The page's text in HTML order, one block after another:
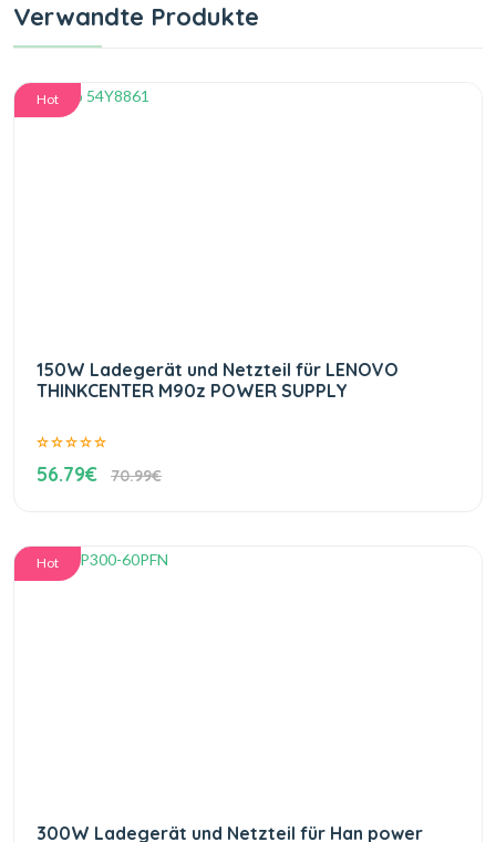
Verwandte Produkte
Hot
150W Ladegerät und Netzteil für LENOVO
THINKCENTER M90z POWER SUPPLY
56.79€ 70.99€
Hot
300W Ladegerät und Netzteil für Han power